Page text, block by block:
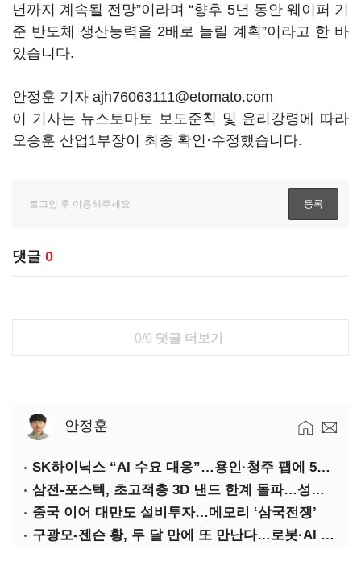
년까지 계속될 전망”이라며 “향후 5년 동안 웨이퍼 기
준 반도체 생산능력을 2배로 늘릴 계획”이라고 한 바
있습니다.
안정훈 기자 ajh76063111@etomato.com
이 기사는 뉴스토마토 보도준칙 및 윤리강령에 따라
오승훈 산업1부장이 최종 확인·수정했습니다.
댓글 0
0/0 댓글 더보기
안정훈
SK하이닉스 “AI 수요 대응”…용인·청주 팹에 54조 투자
삼전-포스텍, 초고적층 3D 낸드 한계 돌파…성능·전력효율 개선
중국 이어 대만도 설비투자…메모리 ‘삼국전쟁’
구광모-젠슨 황, 두 달 만에 또 만난다…로봇·AI 등 논의